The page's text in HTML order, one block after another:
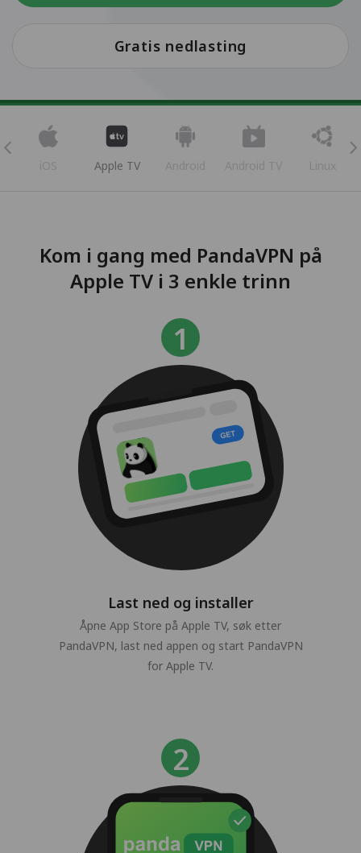
Gratis nedlasting
iOS Apple TV Android Android TV Linux
Kom i gang med PandaVPN på
Apple TV i 3 enkle trinn
Last ned og installer
Åpne App Store på Apple TV, søk etter
PandaVPN, last ned appen og start PandaVPN
for Apple TV.